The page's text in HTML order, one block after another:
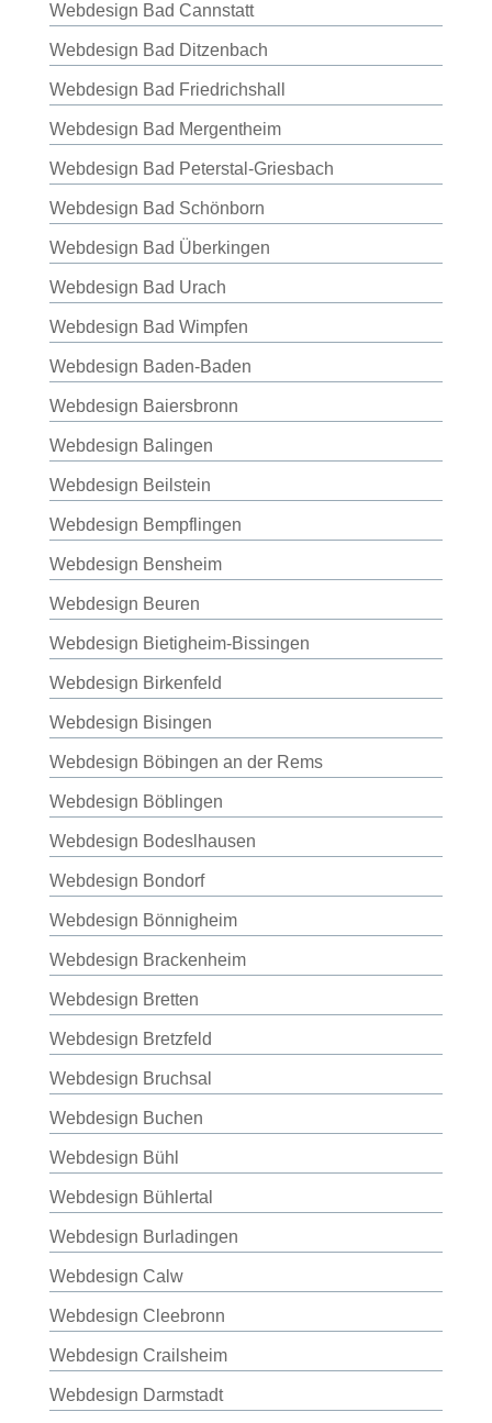
Webdesign Bad Cannstatt
Webdesign Bad Ditzenbach
Webdesign Bad Friedrichshall
Webdesign Bad Mergentheim
Webdesign Bad Peterstal-Griesbach
Webdesign Bad Schönborn
Webdesign Bad Überkingen
Webdesign Bad Urach
Webdesign Bad Wimpfen
Webdesign Baden-Baden
Webdesign Baiersbronn
Webdesign Balingen
Webdesign Beilstein
Webdesign Bempflingen
Webdesign Bensheim
Webdesign Beuren
Webdesign Bietigheim-Bissingen
Webdesign Birkenfeld
Webdesign Bisingen
Webdesign Böbingen an der Rems
Webdesign Böblingen
Webdesign Bodeslhausen
Webdesign Bondorf
Webdesign Bönnigheim
Webdesign Brackenheim
Webdesign Bretten
Webdesign Bretzfeld
Webdesign Bruchsal
Webdesign Buchen
Webdesign Bühl
Webdesign Bühlertal
Webdesign Burladingen
Webdesign Calw
Webdesign Cleebronn
Webdesign Crailsheim
Webdesign Darmstadt